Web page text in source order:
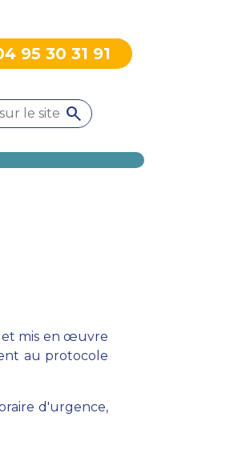
95 30 31 91
et mis en œuvre
au protocole
d'urgence,